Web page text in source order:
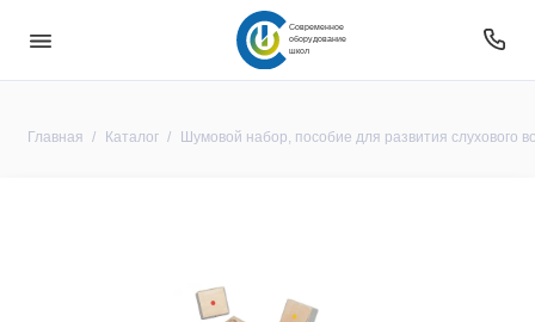
Современное
оборудование
школ
Главная Каталог Шумовой набор, пособие для развития слухового